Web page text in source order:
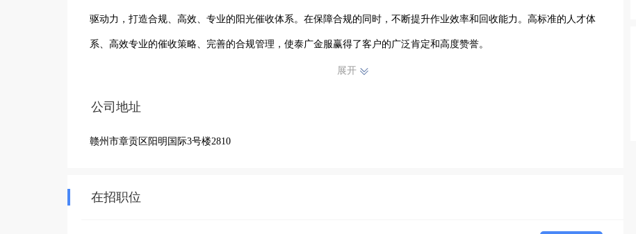
驱动力，打造合规、高效、专业的阳光催收体系。在保障合规的同时，不断提升作业效率和回收能力。高标准的人才体
系、高效专业的催收策略、完善的合规管理，使泰广金服赢得了客户的广泛肯定和高度赞誉。
展开
公司地址
赣州市章贡区阳明国际3号楼2810
在招职位